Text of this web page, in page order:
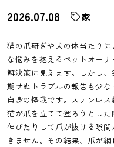
2026.07.08 家
猫の爪研ぎや犬の体当たり
な悩みを抱えるペットオー
解決策に見えます。しかし
期せぬトラブルの報告も少
自身の怪我です。ステンレ
猫が爪を立てて登ろうとし
伸びたりして爪が抜ける隙
きません。その結果、爪が